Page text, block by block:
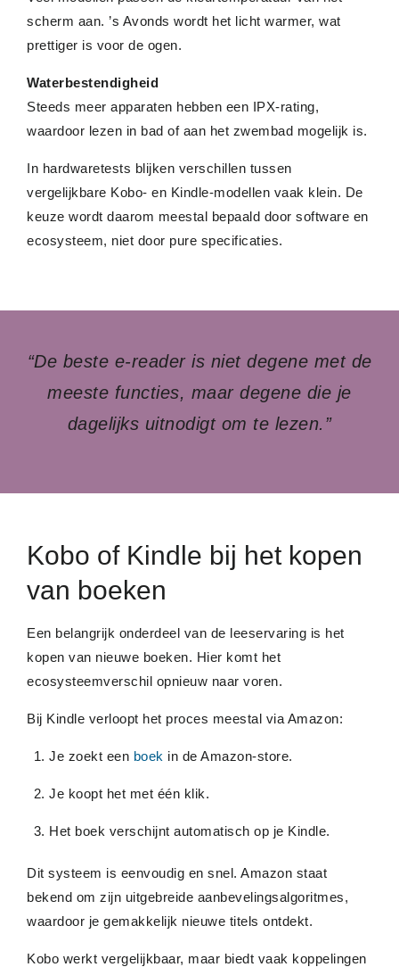
scherm aan. ’s Avonds wordt het licht warmer, wat
prettiger is voor de ogen.
Waterbestendigheid
Steeds meer apparaten hebben een IPX-rating,
waardoor lezen in bad of aan het zwembad mogelijk is.
In hardwaretests blijken verschillen tussen
vergelijkbare Kobo- en Kindle-modellen vaak klein. De
keuze wordt daarom meestal bepaald door software en
ecosysteem, niet door pure specificaties.
“De beste e-reader is niet degene met de
meeste functies, maar degene die je
dagelijks uitnodigt om te lezen.”
Kobo of Kindle bij het kopen
van boeken
Een belangrijk onderdeel van de leeservaring is het
kopen van nieuwe boeken. Hier komt het
ecosysteemverschil opnieuw naar voren.
Bij Kindle verloopt het proces meestal via Amazon:
Je zoekt een boek in de Amazon-store.
Je koopt het met één klik.
Het boek verschijnt automatisch op je Kindle.
Dit systeem is eenvoudig en snel. Amazon staat
bekend om zijn uitgebreide aanbevelingsalgoritmes,
waardoor je gemakkelijk nieuwe titels ontdekt.
Kobo werkt vergelijkbaar, maar biedt vaak koppelingen